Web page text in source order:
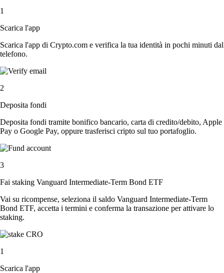
1
Scarica l'app
Scarica l'app di Crypto.com e verifica la tua identità in pochi minuti dal
telefono.
2
Deposita fondi
Deposita fondi tramite bonifico bancario, carta di credito/debito, Apple
Pay o Google Pay, oppure trasferisci cripto sul tuo portafoglio.
3
Fai staking Vanguard Intermediate-Term Bond ETF
Vai su ricompense, seleziona il saldo Vanguard Intermediate-Term
Bond ETF, accetta i termini e conferma la transazione per attivare lo
staking.
1
Scarica l'app